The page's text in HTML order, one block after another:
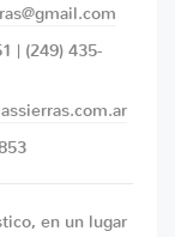
| (249) 435-
en un lugar